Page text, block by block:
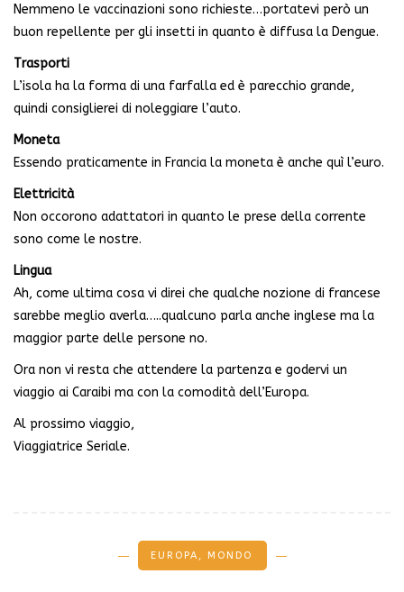
Nemmeno le vaccinazioni sono richieste…portatevi però un
buon repellente per gli insetti in quanto è diffusa la Dengue.
Trasporti
L’isola ha la forma di una farfalla ed è parecchio grande,
quindi consiglierei di noleggiare l’auto.
Moneta
Essendo praticamente in Francia la moneta è anche quì l’euro.
Elettricità
Non occorono adattatori in quanto le prese della corrente
sono come le nostre.
Lingua
Ah, come ultima cosa vi direi che qualche nozione di francese
sarebbe meglio averla…..qualcuno parla anche inglese ma la
maggior parte delle persone no.
Ora non vi resta che attendere la partenza e godervi un
viaggio ai Caraibi ma con la comodità dell’Europa.
Al prossimo viaggio,
Viaggiatrice Seriale.
EUROPA , MONDO